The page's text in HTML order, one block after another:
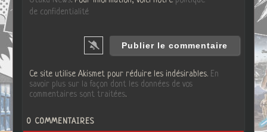
de confidentialité
Ce site utilise Akismet pour réduire les indésirables. En
savoir plus sur la façon dont les données de vos
commentaires sont traitées.
0 COMMENTAIRES